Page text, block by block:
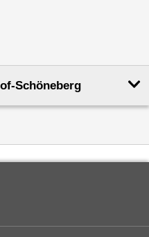
Schöneberg